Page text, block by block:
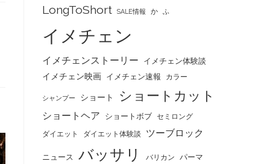
LongToShort SALE情報 か ふ
イメチェン
イメチェンストーリー イメチェン体験談
イメチェン映画 イメチェン速報 カラー
シャンプー ショート ショートカット
ショートヘア ショートボブ セミロング
ダイエット ダイエット体験談 ツーブロック
ニュース バッサリ バリカン パーマ